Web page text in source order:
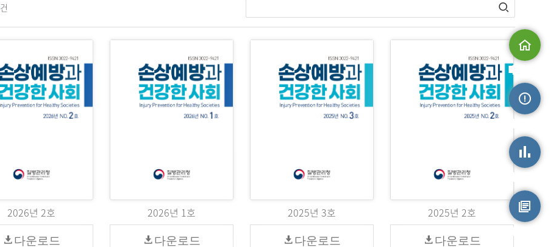
맵
건
2026년 2호
다운로드
2026년 1호
다운로드
2025년 3호
다운로드
2025년 2호
다운로드
메인으로
원시자료